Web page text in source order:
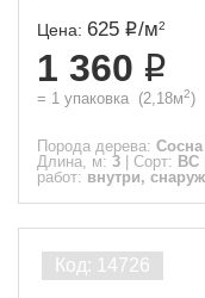
Цена: 625 /м2
1 360
= 1 упаковка (2,18м2)
Порода дерева: Сосна
Длина, м: 3 Сорт: ВС
работ: внутри,